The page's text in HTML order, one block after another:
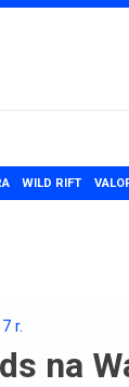
WILD RIFT
r.
na